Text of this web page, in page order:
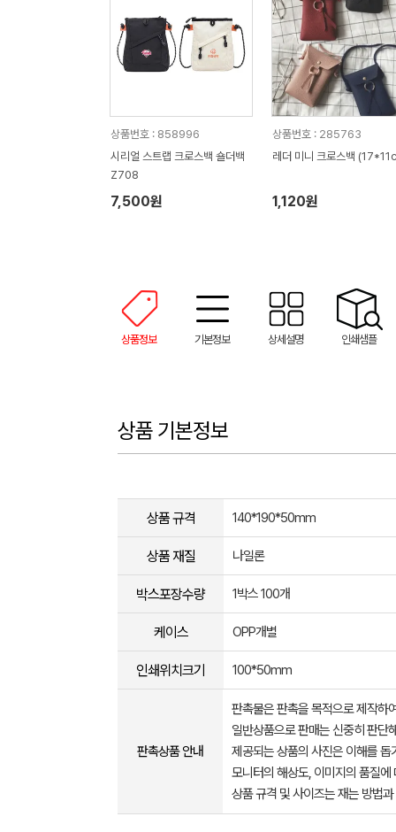
상품번호 : 858996
시리얼 스트랩 크로스백 숄더백
Z708
7,500원
상품번호 : 285763
레더 미니 크로스백
1,120원
상품정보 기본정보 상세설명 인쇄샘플
상품 기본정보
상품 규격 140*190*50mm
상품 재질 나일론
박스포장수량 1박스 100개
케이스 OPP개별
인쇄위치크기 100*50mm
판촉상품 안내
판촉물은 판촉을 목적으로 제작하
일반상품으로 판매는 신중히 판단
제공되는 상품의 사진은 이해를
모니터의 해상도, 이미지의 품질
상품 규격 및 사이즈는 재는 방법